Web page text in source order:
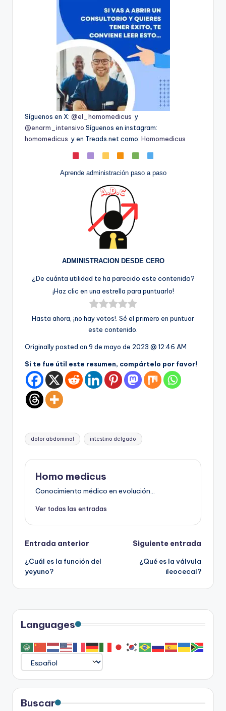
Síguenos en X: @el_homomedicus y
@enarm_intensivo Síguenos en instagram:
homomedicus y en Treads.net como: Homomedicus
Aprende administración paso a paso
ADMINISTRACION DESDE CERO
¿De cuánta utilidad te ha parecido este contenido?
¡Haz clic en una estrella para puntuarlo!
Hasta ahora, ¡no hay votos!. Sé el primero en puntuar
este contenido.
Originally posted on 9 de mayo de 2023 @ 12:46 AM
Si te fue útil este resumen, compártelo por favor!
Etiquetas:
dolor abdominal intestino delgado
Homo medicus
Conocimiento médico en evolución...
Ver todas las entradas
Navegación
de
entradas
Entrada anterior
¿Cuál es la función del
yeyuno?
Siguiente entrada
¿Qué es la válvula
ileocecal?
Languages
Buscar